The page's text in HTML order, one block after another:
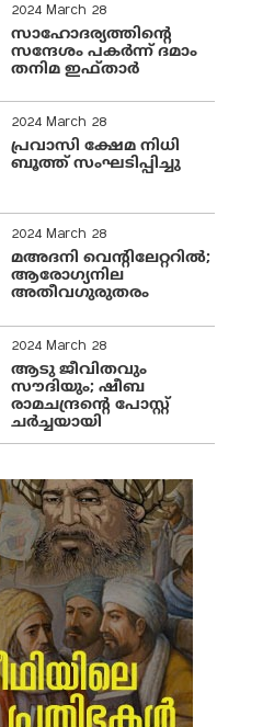
2024 March 28
സാഹോദര്യത്തിന്റെ
സന്ദേശം പകർന്ന് ദമാം
തനിമ ഇഫ്‌താർ
2024 March 28
പ്രവാസി ക്ഷേമ നിധി
ബൂത്ത് സംഘടിപ്പിച്ചു
2024 March 28
മഅദനി വെന്റിലേറ്ററിൽ;
ആരോഗ്യനില
അതീവഗുരുതരം
2024 March 28
ആടു ജീവിതവും
സൗദിയും; ഷീബ
രാമചന്ദ്രന്റെ പോസ്റ്റ്
ചര്‍ച്ചയായി